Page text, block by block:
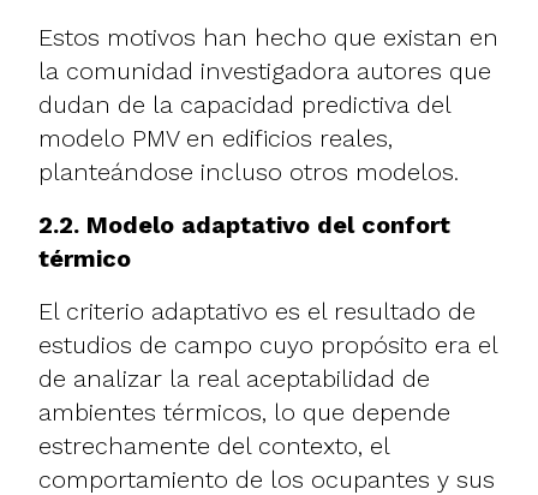
Estos motivos han hecho que existan en
la comunidad investigadora autores que
dudan de la capacidad predictiva del
modelo PMV en edificios reales,
planteándose incluso otros modelos.
2.2. Modelo adaptativo del confort
térmico
El criterio adaptativo es el resultado de
estudios de campo cuyo propósito era el
de analizar la real aceptabilidad de
ambientes térmicos, lo que depende
estrechamente del contexto, el
comportamiento de los ocupantes y sus